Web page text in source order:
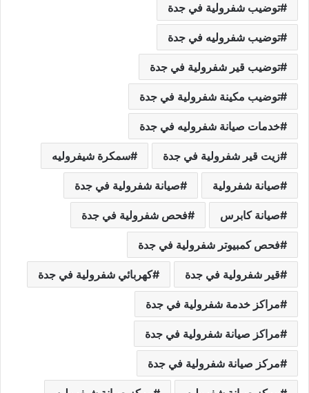
توضيب شفرولية في جدة
توضيب شفروليه في جدة
توضيب قير شفرولية في جدة
توضيب مكينة شفرولية في جدة
خدمات صيانة شفروليه في جدة
زيت قير شفرولية في جدة سمكرة شيفروليه
صيانة شفرولية صيانة شفرولية في جدة
صيانة كابرس فحص شفرولية في جدة
فحص كمبيوتر شفرولية في جدة
قير شفرولية في جدة كهربائي شفرولية في جدة
مراكز خدمة شفرولية في جدة
مراكز صيانة شفرولية في جدة
مركز صيانة شفرولية في جدة